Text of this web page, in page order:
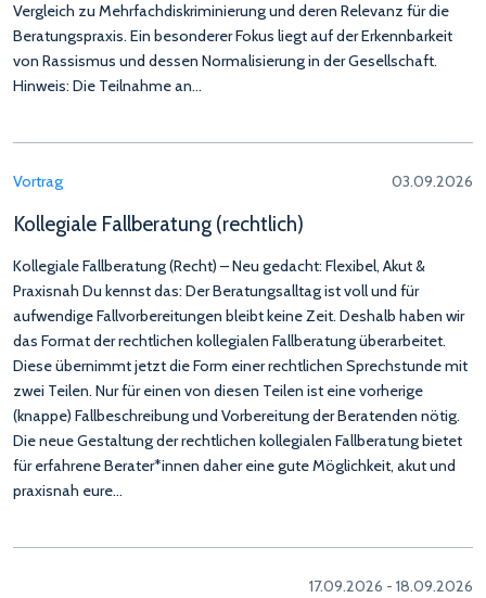
Vergleich zu Mehrfachdiskriminierung und deren Relevanz für die
Beratungspraxis. Ein besonderer Fokus liegt auf der Erkennbarkeit
von Rassismus und dessen Normalisierung in der Gesellschaft.
Hinweis: Die Teilnahme an…
Vortrag 03.09.2026
Kollegiale Fallberatung (rechtlich)
Kollegiale Fallberatung (Recht) – Neu gedacht: Flexibel, Akut &
Praxisnah Du kennst das: Der Beratungsalltag ist voll und für
aufwendige Fallvorbereitungen bleibt keine Zeit. Deshalb haben wir
das Format der rechtlichen kollegialen Fallberatung überarbeitet.
Diese übernimmt jetzt die Form einer rechtlichen Sprechstunde mit
zwei Teilen. Nur für einen von diesen Teilen ist eine vorherige
(knappe) Fallbeschreibung und Vorbereitung der Beratenden nötig.
Die neue Gestaltung der rechtlichen kollegialen Fallberatung bietet
für erfahrene Berater*innen daher eine gute Möglichkeit, akut und
praxisnah eure…
17.09.2026 - 18.09.2026